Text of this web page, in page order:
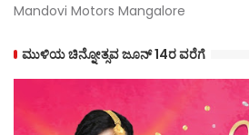
Mandovi Motors Mangalore
ಮುಳಿಯ ಚಿನ್ನೋತ್ಸವ ಜೂನ್ 14ರ ವರೆಗೆ